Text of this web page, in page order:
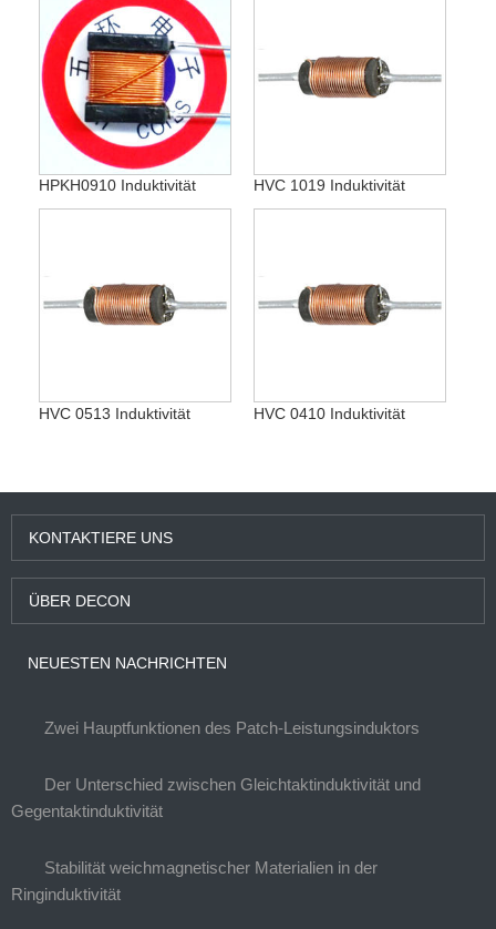
HPKH0910 Induktivität HVC 1019 Induktivität
HVC 0513 Induktivität HVC 0410 Induktivität
KONTAKTIERE UNS
ÜBER DECON
NEUESTEN NACHRICHTEN
Zwei Hauptfunktionen des Patch-Leistungsinduktors
Der Unterschied zwischen Gleichtaktinduktivität und
Gegentaktinduktivität
Stabilität weichmagnetischer Materialien in der
Ringinduktivität